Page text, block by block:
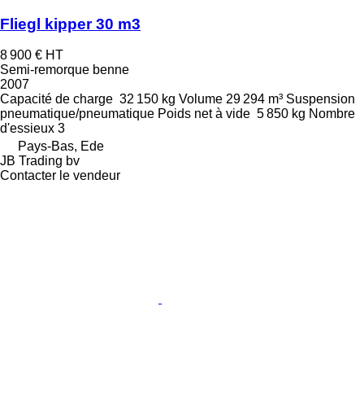
Fliegl kipper 30 m3
8 900 € HT
Semi-remorque benne
2007
Capacité de charge 32 150 kg Volume 29 294 m³ Suspension
pneumatique/pneumatique Poids net à vide 5 850 kg Nombre
d'essieux 3
Pays-Bas, Ede
JB Trading bv
Contacter le vendeur